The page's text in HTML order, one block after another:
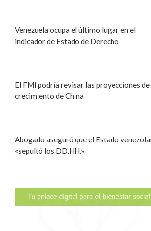
Venezuela ocupa el último lugar en el
indicador de Estado de Derecho
El FMI podría revisar las proyecciones de
crecimiento de China
Abogado aseguró que el Estado
«sepultó los DD.HH.»